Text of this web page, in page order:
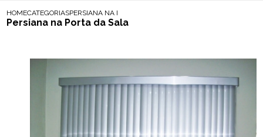
HOMECATEGORIASPERSIANA NA PORTA DA SALA
Persiana na Porta da Sala